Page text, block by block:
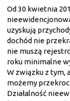
Od 30 kwietnia
uzyskują
dochód nie
nie muszą
roku minimalne
W związku z tym,
możemy
Działalność